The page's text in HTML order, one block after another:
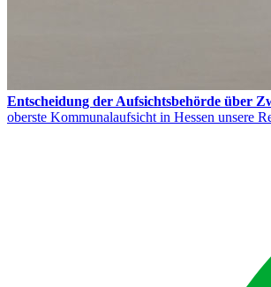
Entscheidung der Aufsichtsbehörde über
oberste Kommunalaufsicht in Hessen unsere